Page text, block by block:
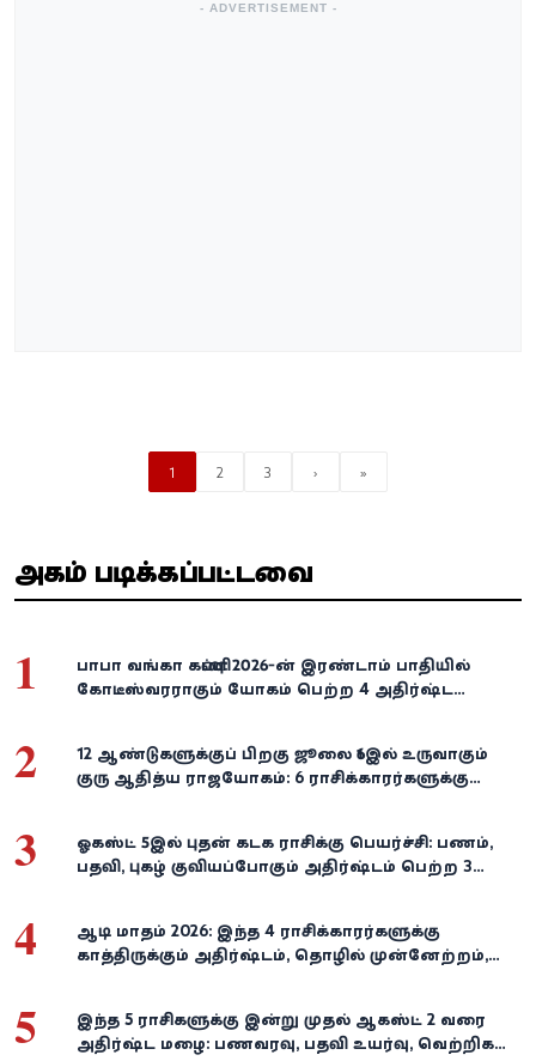
- ADVERTISEMENT -
1 2 3 › »
அதிகம் படிக்கப்பட்டவை
1
பாபா வங்கா கணிப்பு: 2026-ன் இரண்டாம் பாதியில்
கோடீஸ்வரராகும் யோகம் பெற்ற 4 அதிர்ஷ்ட
2
12 ஆண்டுகளுக்குப் பிறகு ஜூலை 16இல் உருவாகும்
குரு ஆதித்ய ராஜயோகம்: 6 ராசிக்காரர்களுக்கு
3
ஓகஸ்ட் 5இல் புதன் கடக ராசிக்கு பெயர்ச்சி: பணம்,
பதவி, புகழ் குவியப்போகும் அதிர்ஷ்டம் பெற்ற 3
4
ஆடி மாதம் 2026: இந்த 4 ராசிக்காரர்களுக்கு
காத்திருக்கும் அதிர்ஷ்டம், தொழில் முன்னேற்றம்,
5
இந்த 5 ராசிகளுக்கு இன்று முதல் ஆகஸ்ட் 2 வரை
அதிர்ஷ்ட மழை: பணவரவு, பதவி உயர்வு, வெற்றிகள்